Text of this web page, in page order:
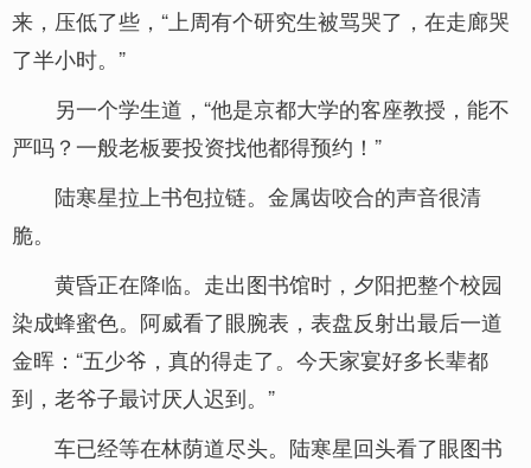
来，压低了些，“上周有个研究生被骂哭了，在走廊哭
了半小时。”
另一个学生道，“他是京都大学的客座教授，能不
严吗？一般老板要投资找他都得预约！”
陆寒星拉上书包拉链。金属齿咬合的声音很清
脆。
黄昏正在降临。走出图书馆时，夕阳把整个校园
染成蜂蜜色。阿威看了眼腕表，表盘反射出最后一道
金晖：“五少爷，真的得走了。今天家宴好多长辈都
到，老爷子最讨厌人迟到。”
车已经等在林荫道尽头。陆寒星回头看了眼图书